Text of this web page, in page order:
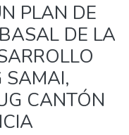
PLAN DE
DE LA
SAMAI,
CANTÓN